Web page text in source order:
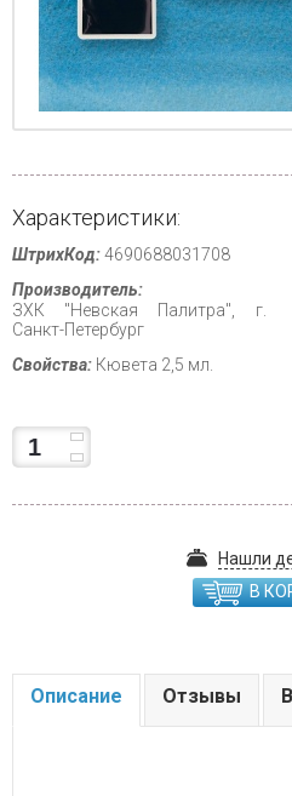
Характеристики:
ШтрихКод:4690688031708
Производитель:
ЗХК "Невская Палитра", г.
Санкт-Петербург
Свойства: Кювета 2,5 мл.
Нашли
В
Описание Отзывы